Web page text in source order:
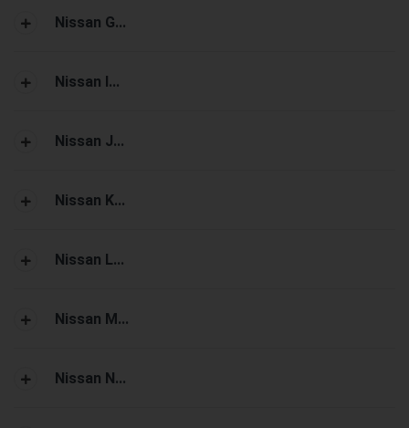
Nissan G...
Nissan I...
Nissan J...
Nissan K...
Nissan L...
Nissan M...
Nissan N...